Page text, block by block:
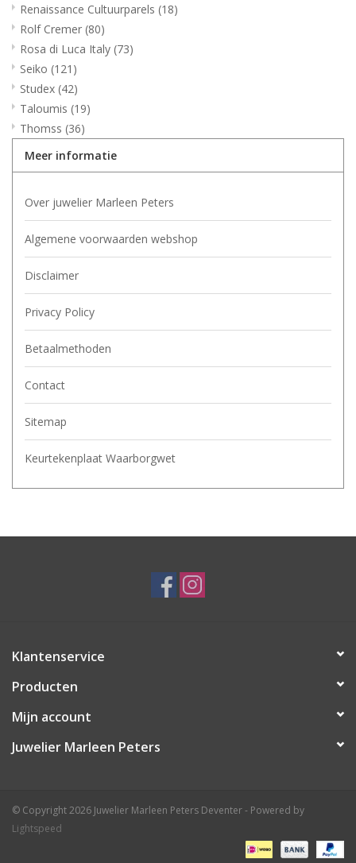
Renaissance Cultuurparels (18)
Rolf Cremer (80)
Rosa di Luca Italy (73)
Seiko (121)
Studex (42)
Taloumis (19)
Thomss (36)
Meer informatie
Over juwelier Marleen Peters
Algemene voorwaarden webshop
Disclaimer
Privacy Policy
Betaalmethoden
Contact
Sitemap
Keurtekenplaat Waarborgwet
Klantenservice
Producten
Mijn account
Juwelier Marleen Peters
© Copyright 2026 Juwelier Marleen Peters Deventer - Powered by
Lightspeed